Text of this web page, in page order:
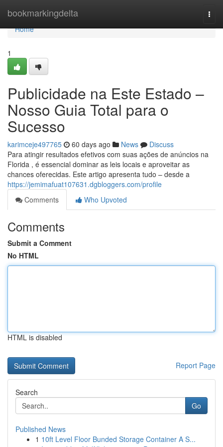
bookmarkingdelta
Home
Home
1
Publicidade na Este Estado –
Nosso Guia Total para o
Sucesso
karimceje497765 60 days ago News
Discuss
Para atingir resultados efetivos com suas ações de anúncios na
Florida , é essencial dominar as leis locais e aproveitar as
chances oferecidas. Este artigo apresenta tudo – desde a
https://jemimafuat107631.dgbloggers.com/profile
Comments
Who Upvoted
Comments
Submit a Comment
No HTML
HTML is disabled
Report Page
Search
Go
Published News
1 10ft Level Floor Bunded Storage Container A S...